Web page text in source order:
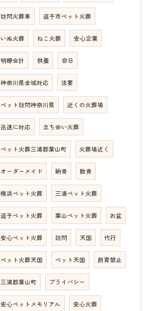
訪問火葬車 逗子市ペット火葬
いぬ火葬 ねこ火葬 安心企業
明瞭会計 供養 命日
神奈川県全域対応 法要
ペット訪問神奈川県 近くの火葬場
迅速に対応 立ち会い火葬
ペット火葬三浦郡葉山町 火葬場近く
オーダーメイド 納骨 散骨
横浜ペット火葬 三浦ペット火葬
逗子ペット火葬 葉山ペット火葬 お盆
安心ペット火葬 訪問 天国 代行
ペット火葬天国 ペット天国 飼育禁止
三浦郡葉山町 プライバシー
安心ペットメモリアル 安心火葬